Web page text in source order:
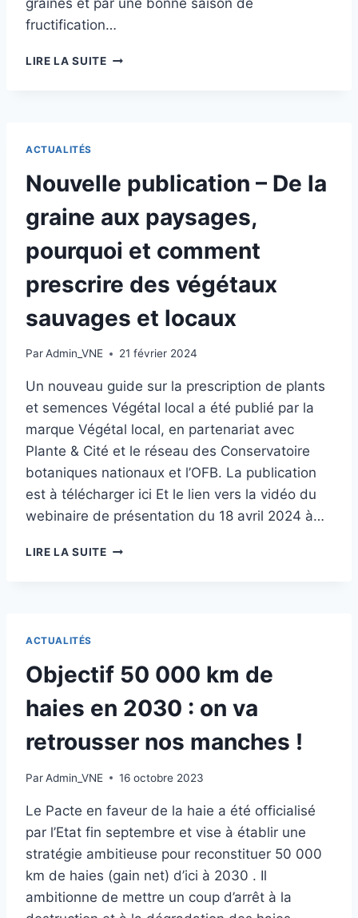
fructification…
LIRE LA SUITECOLLECTE
ACTUALITÉS
Nouvelle publication – De la
graine aux paysages,
pourquoi et comment
prescrire des végétaux
sauvages et locaux
ParAdmin_VNE 21 février 2024
Un nouveau guide sur la prescription de plants
et semences Végétal local a été publié par la
marque Végétal local, en partenariat avec
Plante & Cité et le réseau des Conservatoire
botaniques nationaux et l’OFB. La publication
est à télécharger ici Et le lien vers la vidéo du
webinaire de présentation du 18 avril 2024 à…
LIRE LA SUITENOUVELLE
PAYSAGES,
POURQUOI
COMMENT
DES
SAUVAGES
LOCAUX
ACTUALITÉS
Objectif 50 000 km de
haies en 2030 : on va
retrousser nos manches !
ParAdmin_VNE 16 octobre 2023
Le Pacte en faveur de la haie a été officialisé
par l’Etat fin septembre et vise à établir une
stratégie ambitieuse pour reconstituer 50 000
km de haies (gain net) d’ici à 2030 . Il
ambitionne de mettre un coup d’arrêt à la